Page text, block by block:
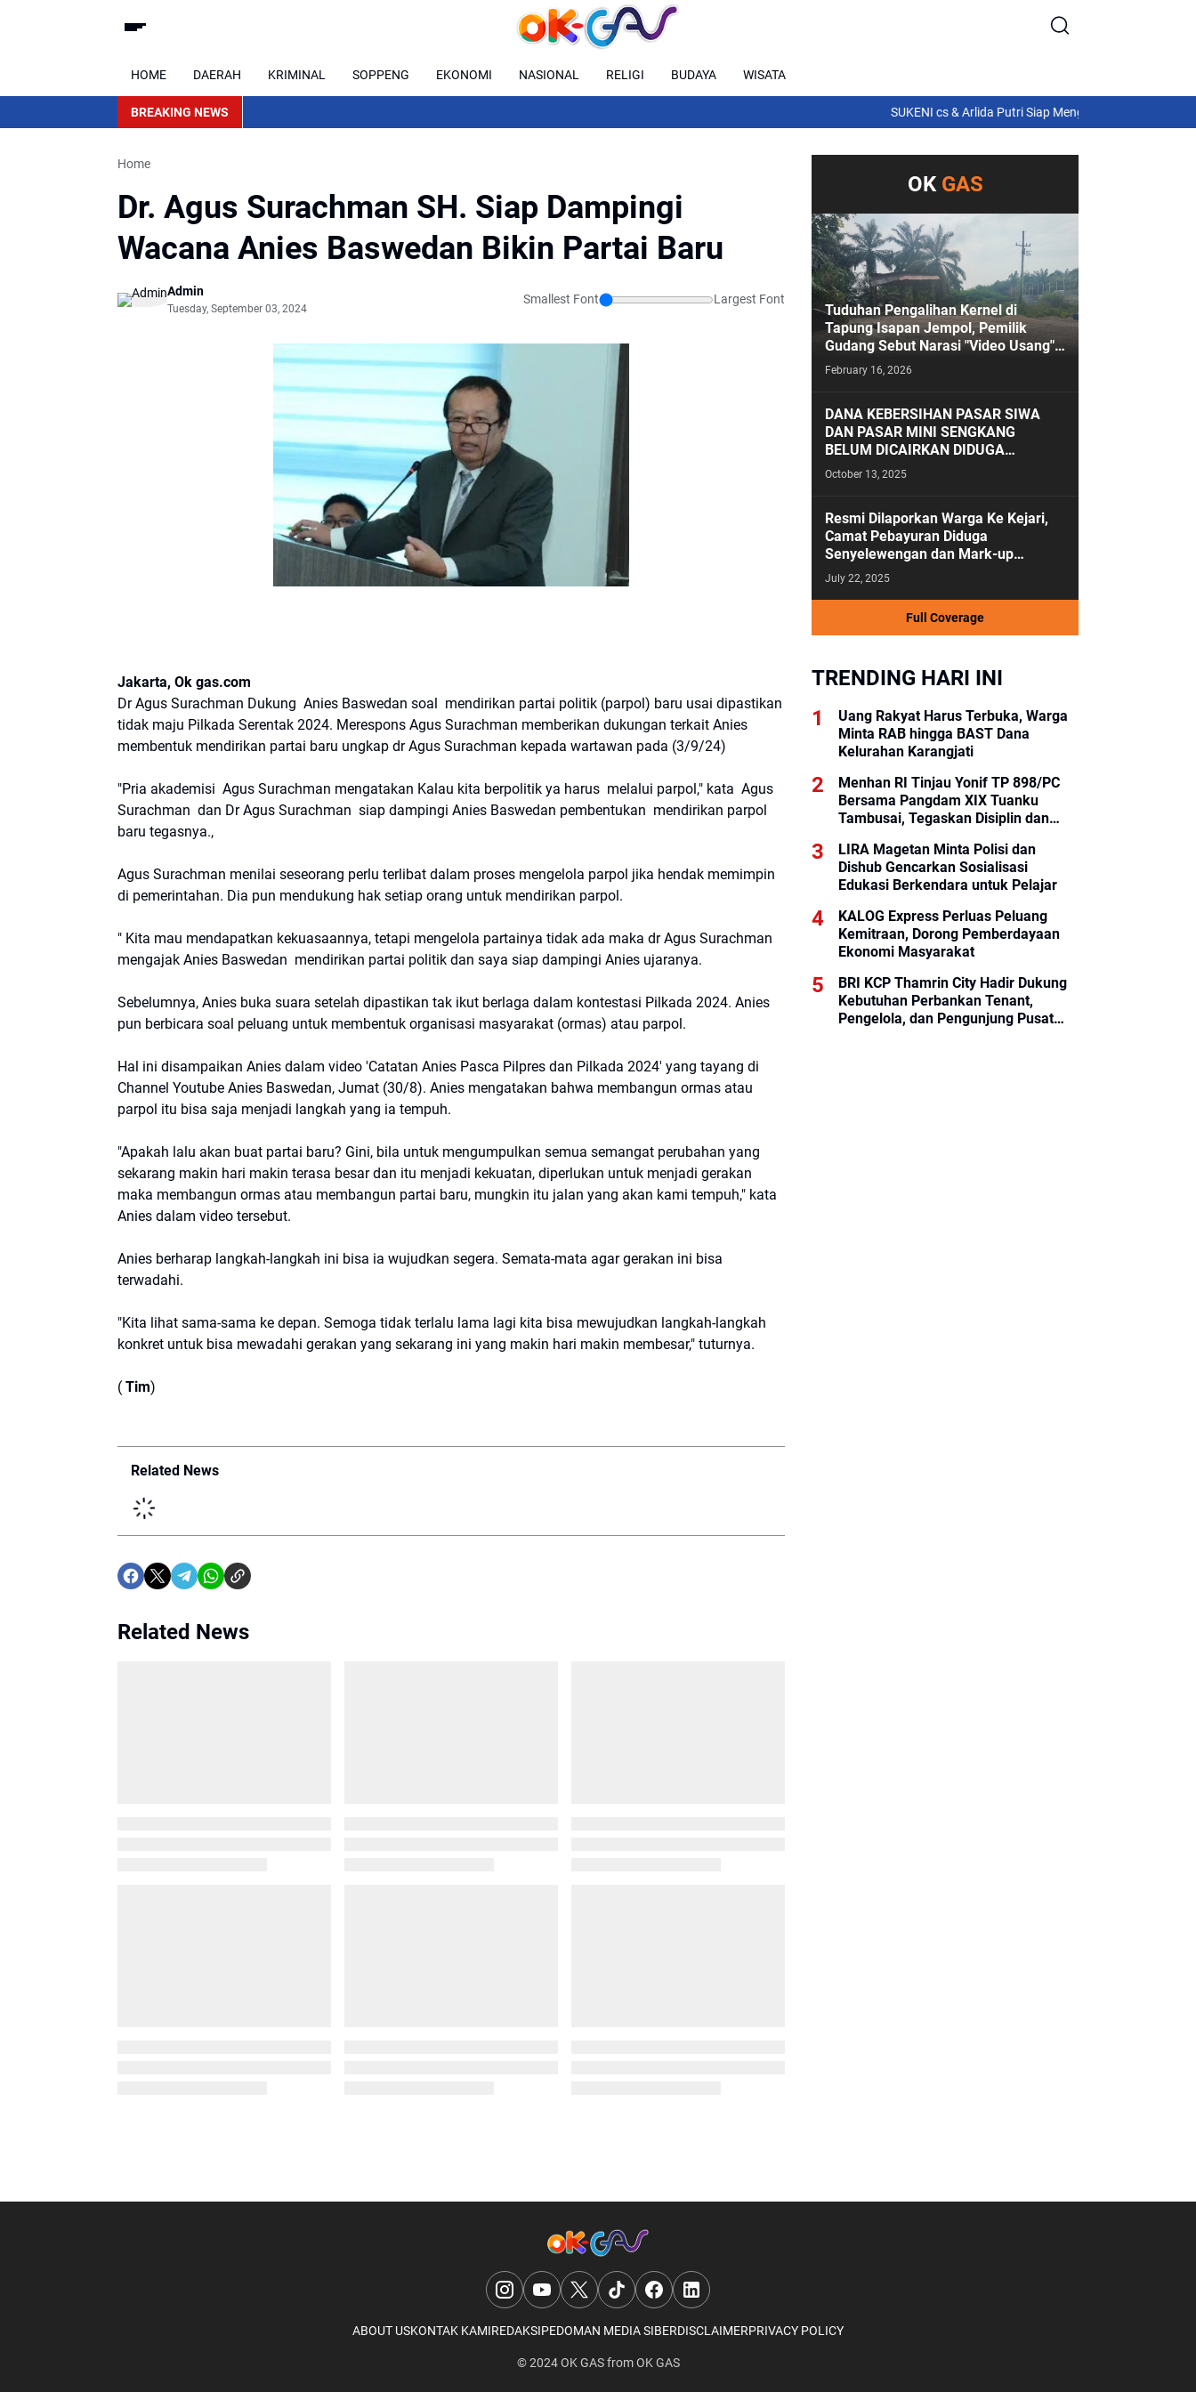
HOME DAERAH KRIMINAL SOPPENG EKONOMI NASIONAL RELIGI BUDAYA WISATA
BREAKING NEWS SUKENI cs & Arlida Putri Siap Menghibur! Semarang
Home
Dr. Agus Surachman SH. Siap Dampingi
Wacana Anies Baswedan Bikin Partai Baru
Admin
Tuesday, September 03, 2024
Smallest Font Largest Font
Jakarta, Ok gas.com
Dr Agus Surachman Dukung Anies Baswedan soal mendirikan partai politik (parpol) baru usai dipastikan
tidak maju Pilkada Serentak 2024. Merespons Agus Surachman memberikan dukungan terkait Anies
membentuk mendirikan partai baru ungkap dr Agus Surachman kepada wartawan pada (3/9/24)
"Pria akademisi Agus Surachman mengatakan Kalau kita berpolitik ya harus melalui parpol," kata Agus
Surachman dan Dr Agus Surachman siap dampingi Anies Baswedan pembentukan mendirikan parpol
baru tegasnya.,
Agus Surachman menilai seseorang perlu terlibat dalam proses mengelola parpol jika hendak memimpin
di pemerintahan. Dia pun mendukung hak setiap orang untuk mendirikan parpol.
" Kita mau mendapatkan kekuasaannya, tetapi mengelola partainya tidak ada maka dr Agus Surachman
mengajak Anies Baswedan mendirikan partai politik dan saya siap dampingi Anies ujaranya.
Sebelumnya, Anies buka suara setelah dipastikan tak ikut berlaga dalam kontestasi Pilkada 2024. Anies
pun berbicara soal peluang untuk membentuk organisasi masyarakat (ormas) atau parpol.
Hal ini disampaikan Anies dalam video 'Catatan Anies Pasca Pilpres dan Pilkada 2024' yang tayang di
Channel Youtube Anies Baswedan, Jumat (30/8). Anies mengatakan bahwa membangun ormas atau
parpol itu bisa saja menjadi langkah yang ia tempuh.
"Apakah lalu akan buat partai baru? Gini, bila untuk mengumpulkan semua semangat perubahan yang
sekarang makin hari makin terasa besar dan itu menjadi kekuatan, diperlukan untuk menjadi gerakan
maka membangun ormas atau membangun partai baru, mungkin itu jalan yang akan kami tempuh," kata
Anies dalam video tersebut.
Anies berharap langkah-langkah ini bisa ia wujudkan segera. Semata-mata agar gerakan ini bisa
terwadahi.
"Kita lihat sama-sama ke depan. Semoga tidak terlalu lama lagi kita bisa mewujudkan langkah-langkah
konkret untuk bisa mewadahi gerakan yang sekarang ini yang makin hari makin membesar," tuturnya.
( Tim)
Related News
Related News
OK GAS
Tuduhan Pengalihan Kernel di
Tapung Isapan Jempol, Pemilik
Gudang Sebut Narasi "Video Usang"
Sengaja Digoreng!
February 16, 2026
DANA KEBERSIHAN PASAR SIWA
DAN PASAR MINI SENGKANG
BELUM DICAIRKAN DIDUGA
ANGGARAN KEBERSIHAN SALAH
October 13, 2025
Resmi Dilaporkan Warga Ke Kejari,
Camat Pebayuran Diduga
Senyelewengan dan Mark-up
Anggaran Tahun 2023-2024
July 22, 2025
Full Coverage
TRENDING HARI INI
Uang Rakyat Harus Terbuka, Warga
Minta RAB hingga BAST Dana
Kelurahan Karangjati
Menhan RI Tinjau Yonif TP 898/PC
Bersama Pangdam XIX Tuanku
Tambusai, Tegaskan Disiplin dan
LIRA Magetan Minta Polisi dan
Dishub Gencarkan Sosialisasi
Edukasi Berkendara untuk Pelajar
KALOG Express Perluas Peluang
Kemitraan, Dorong Pemberdayaan
Ekonomi Masyarakat
BRI KCP Thamrin City Hadir Dukung
Kebutuhan Perbankan Tenant,
Pengelola, dan Pengunjung Pusat
ABOUT USKONTAK KAMIREDAKSIPEDOMAN MEDIA SIBERDISCLAIMERPRIVACY POLICY
© 2024OK GASfromOK GAS